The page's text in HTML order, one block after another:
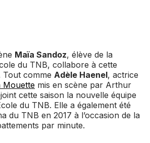
Maïa Sandoz, élève de la
du TNB, collabore à cette
comme Adèle Haenel, actrice
Mouette mis en scène par Arthur
cette saison la nouvelle équipe
du TNB. Elle a également été
du TNB en 2017 à l’occasion de la
par minute.